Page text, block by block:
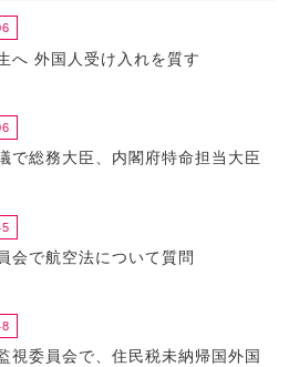
へ 外国人受け入れを質す
で総務大臣、内閣府特命担当大臣
会で航空法について質問
視委員会で、住民税未納帰国外国